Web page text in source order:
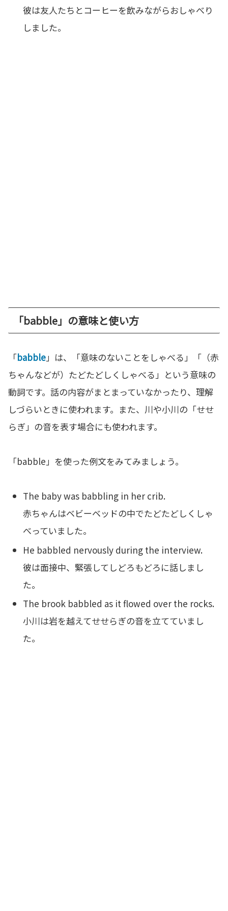
彼は友人たちとコーヒーを飲みながらおしゃべり
しました。
「babble」の意味と使い方
「babble」は、「意味のないことをしゃべる」「（赤
ちゃんなどが）たどたどしくしゃべる」という意味の
動詞です。話の内容がまとまっていなかったり、理解
しづらいときに使われます。また、川や小川の「せせ
らぎ」の音を表す場合にも使われます。
「babble」を使った例文をみてみましょう。
The baby was babbling in her crib.
赤ちゃんはベビーベッドの中でたどたどしくしゃ
べっていました。
He babbled nervously during the interview.
彼は面接中、緊張してしどろもどろに話しまし
た。
The brook babbled as it flowed over the rocks.
小川は岩を越えてせせらぎの音を立てていまし
た。